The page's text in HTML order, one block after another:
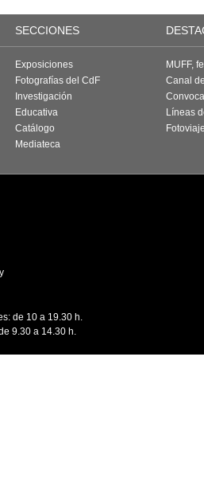
SECCIONES
Exposiciones
Fotografías del CdF
Investigación
Educativa
Catálogo
Mediateca
MUFF,
Canal
Líneas
de 10 a 19.30 h.
9.30 a 14.30 h.